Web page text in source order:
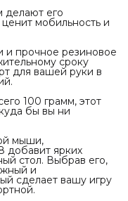
делают его
мобильность и
и прочное резиновое
сроку
для вашей руки в
100 грамм, этот
бы вы ни
мыши,
добавит ярких
стол. Выбрав его,
и
сделает вашу игру